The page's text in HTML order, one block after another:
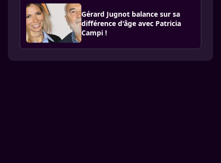
Gérard Jugnot balance sur sa
différence d'âge avec Patricia
Campi !